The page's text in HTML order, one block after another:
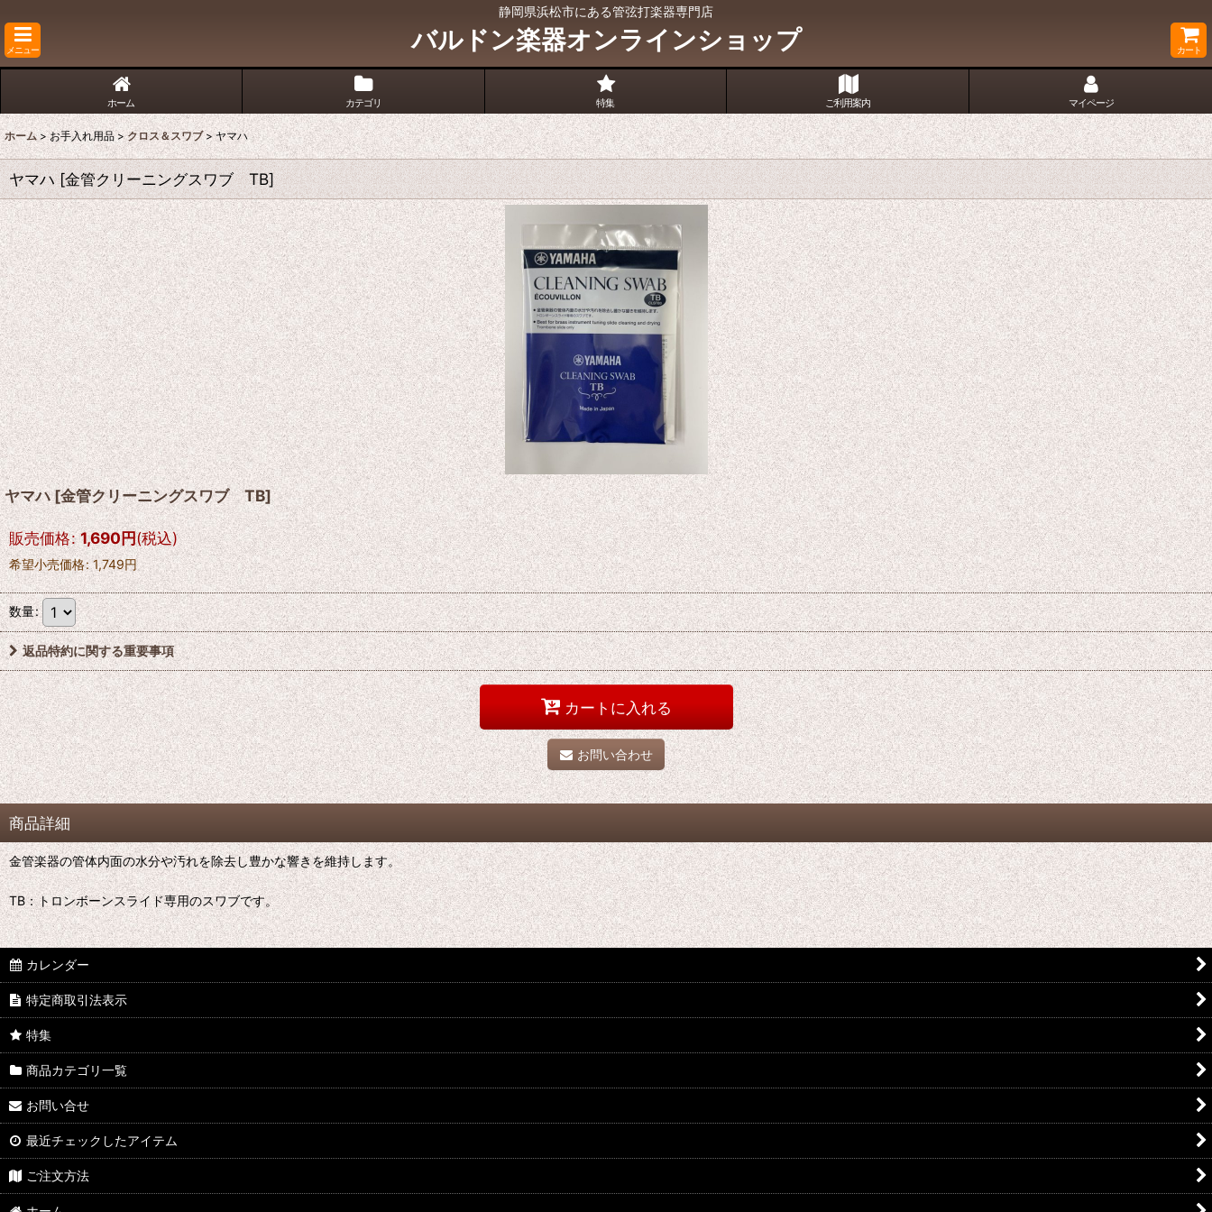
静岡県浜松市にある管弦打楽器専門店
メニュー バルドン楽器オンラインショップ カート
ホーム カテゴリ 特集 ご利用案内 マイページ
ホーム > お手入れ用品 > クロス＆スワブ > ヤマハ
ヤマハ [金管クリーニングスワブ TB]
ヤマハ[金管クリーニングスワブ TB]
販売価格: 1,690円(税込)
希望小売価格: 1,749円
数量:
返品特約に関する重要事項
カートに入れる
お問い合わせ
商品詳細
金管楽器の管体内面の水分や汚れを除去し豊かな響きを維持します。
TB：トロンボーンスライド専用のスワブです。
カレンダー
特定商取引法表示
特集
商品カテゴリ一覧
お問い合せ
最近チェックしたアイテム
ご注文方法